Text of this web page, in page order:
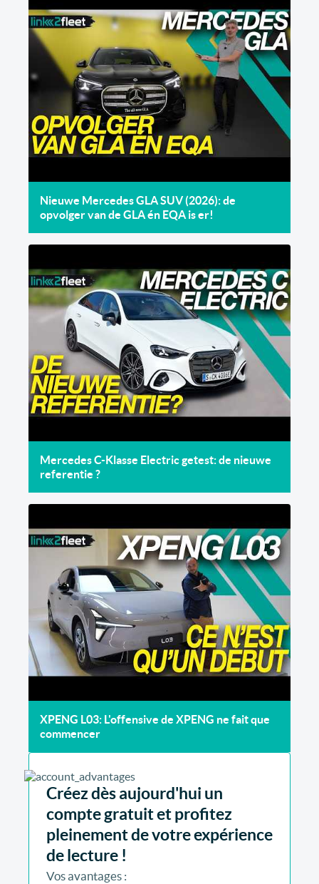
Nieuwe Mercedes GLA SUV (2026): de
opvolger van de GLA én EQA is er!
Mercedes C-Klasse Electric getest: de nieuwe
referentie ?
XPENG L03: L'offensive de XPENG ne fait que
commencer
Créez dès aujourd'hui un
compte gratuit et profitez
pleinement de votre expérience
de lecture !
Vos avantages :